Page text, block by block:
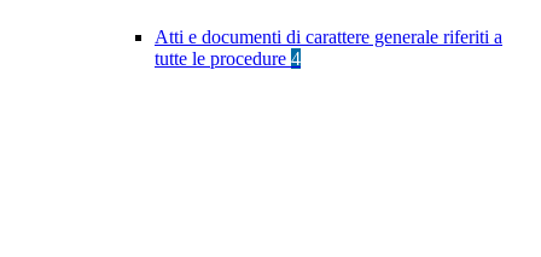
Atti e documenti di carattere generale riferiti a
tutte le procedure 4